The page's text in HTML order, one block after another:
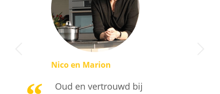
Oud en vertrouwd bij
Nico en Marion
Volgende